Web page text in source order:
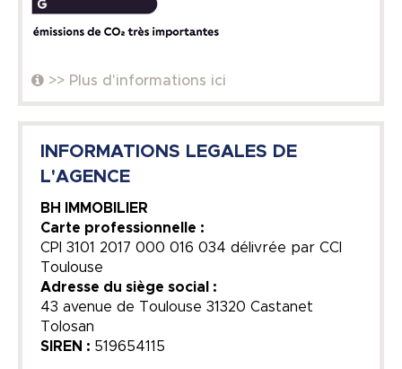
>> Plus d'informations ici
INFORMATIONS LEGALES DE
L'AGENCE
BH IMMOBILIER
Carte professionnelle :
CPI 3101 2017 000 016 034 délivrée par CCI
Toulouse
Adresse du siège social :
43 avenue de Toulouse 31320 Castanet
Tolosan
SIREN : 519654115